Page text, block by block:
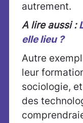
autrement.
A lire aussi :
elle lieu ?
Autre
leur
sociologie,
des